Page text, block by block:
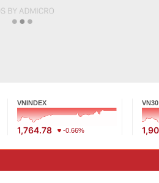
VNINDEX
1,764.78 -0.66%
VN30